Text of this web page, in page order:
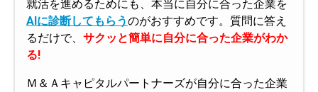
就活を進めるためにも、本当に自分に合った企業を
AIに診断してもらうのがおすすめです。質問に答え
るだけで、 サクッと簡単に自分に合った企業がわか
る!
Ｍ＆Ａキャピタルパートナーズが自分に合った企業